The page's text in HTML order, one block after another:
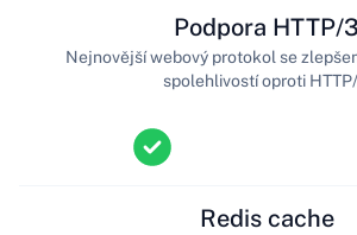
Podpora HTTP/3
Nejnovější webový protokol se
spolehlivostí oproti
Redis cache